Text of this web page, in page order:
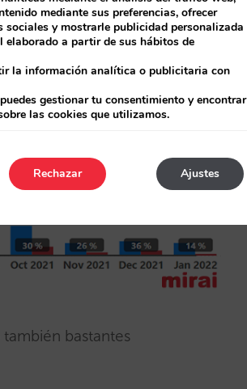
bastantes
mediante sus preferencias, ofrecer
sociales y mostrarle publicidad personalizada
elaborado a partir de sus hábitos de
la información analítica o publicitaria con
gestionar tu consentimiento y encontrar
las cookies que utilizamos.
Ajustes
Rechazar